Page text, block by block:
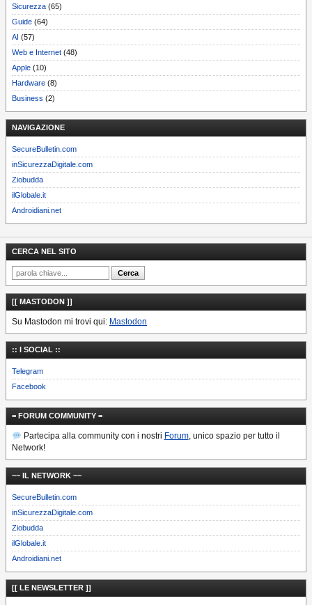
Sicurezza (65)
Guide (64)
AI (57)
Web e Internet (48)
Apple (10)
Hardware (8)
Business (2)
NAVIGAZIONE
SecureBulletin.com
inSicurezzaDigitale.com
Ziobudda
ilGlobale.it
Androidiani.net
CERCA NEL SITO
[[ MASTODON ]]
Su Mastodon mi trovi qui: Mastodon
:: I SOCIAL ::
Telegram
Facebook
= FORUM COMMUNITY =
Partecipa alla community con i nostri Forum, unico spazio per tutto il
Network!
~~ IL NETWORK ~~
SecureBulletin.com
inSicurezzaDigitale.com
Ziobudda
ilGlobale.it
Androidiani.net
[[ LE NEWSLETTER ]]